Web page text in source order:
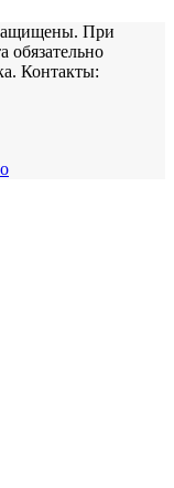
При
обязательно
Контакты: